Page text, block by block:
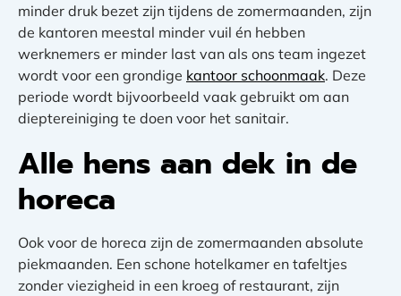
minder druk bezet zijn tijdens de zomermaanden, zijn
de kantoren meestal minder vuil én hebben
werknemers er minder last van als ons team ingezet
wordt voor een grondige kantoor schoonmaak. Deze
periode wordt bijvoorbeeld vaak gebruikt om aan
dieptereiniging te doen voor het sanitair.
Alle hens aan dek in de
horeca
Ook voor de horeca zijn de zomermaanden absolute
piekmaanden. Een schone hotelkamer en tafeltjes
zonder viezigheid in een kroeg of restaurant, zijn